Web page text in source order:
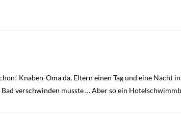
Knaben-Oma da, Eltern einen Tag und eine Nacht
verschwinden musste … Aber so ein